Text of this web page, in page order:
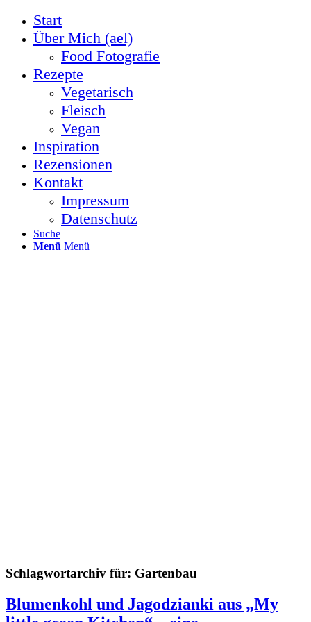
Start
Über Mich (ael)
Food Fotografie
Rezepte
Vegetarisch
Fleisch
Vegan
Inspiration
Rezensionen
Kontakt
Impressum
Datenschutz
Suche
Menü Menü
Schlagwortarchiv für: Gartenbau
Blumenkohl und Jagodzianki aus „My